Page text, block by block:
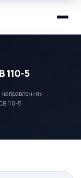
110-5
направления
110-5